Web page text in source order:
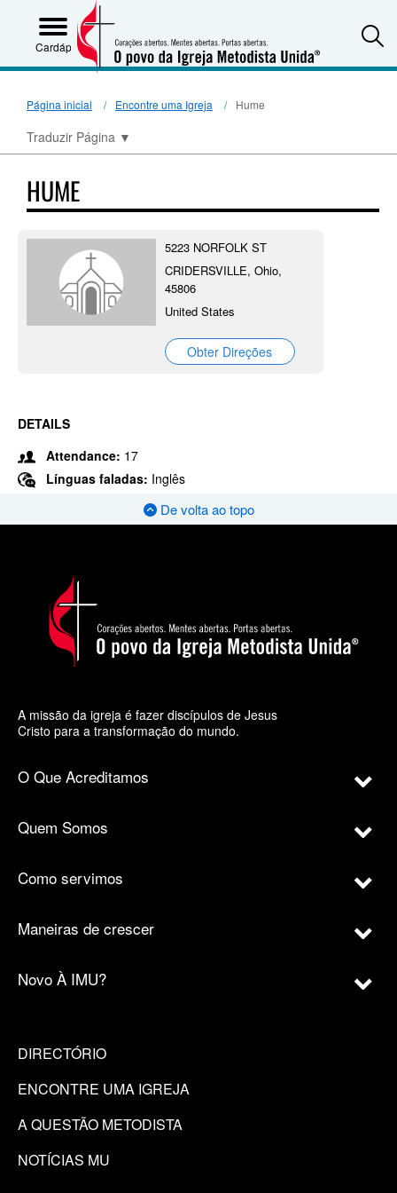
Cardápio
Página inicial Encontre uma Igreja Hume
Traduzir Página ▼
HUME
5223 NORFOLK ST
CRIDERSVILLE, Ohio,
45806
United States
Obter Direções
DETAILS
Attendance: 17
Línguas faladas: Inglês
De volta ao topo
A missão da igreja é fazer discípulos de Jesus
Cristo para a transformação do mundo.
O Que Acreditamos
Quem Somos
Como servimos
Maneiras de crescer
Novo À IMU?
DIRECTÓRIO
ENCONTRE UMA IGREJA
A QUESTÃO METODISTA
NOTÍCIAS MU